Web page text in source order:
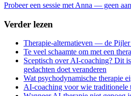
Probeer een sessie met Anna — geen
Verder lezen
Therapie-alternatieven — de
Te veel schaamte om met een
Sceptisch over AI-coaching? Dit
gedachten doet veranderen
Wat psychodynamische therapie
AI-coaching voor wie traditionele